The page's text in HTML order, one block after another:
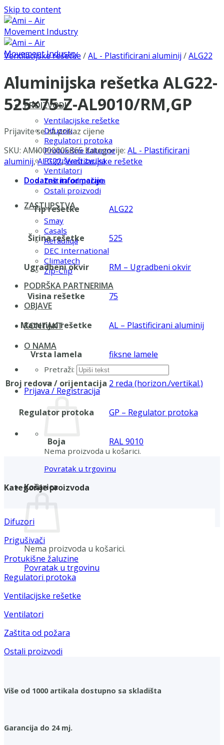
Skip to content
PROIZVODI
Ventilacijske rešetke
Difuzori
Regulatori protoka
Protukišne žaluzine
Prigušivači zvuka
Ventilatori
Zaštita od požara
Ostali proizvodi
ZASTUPSTVA
Smay
Casals
Aerauliqa
DEC International
Climatech
Zip-Clip
PODRŠKA PARTNERIMA
OBJAVE
KONTAKT
O NAMA
Pretraži:
Prijava / Registracija
Nema proizvoda u košarici.
Povratak u trgovinu
Košarica
Nema proizvoda u košarici.
Povratak u trgovinu
Ventilacijske rešetke /AL - Plastificirani aluminij /ALG22
Aluminijska rešetka ALG22-
525×75-Z-AL9010/RM,GP
Prijavite se za prikaz cijene
SKU: AMI0000005865 Kategorije: AL - Plastificirani
aluminij,ALG22,Ventilacijske rešetke
Dodatne informacije
Tip rešetke ALG22
Širina rešetke 525
Ugradbeni okvir RM – Ugradbeni okvir
Visina rešetke 75
Materijal rešetke AL – Plastificirani aluminij
Vrsta lamela fiksne lamele
Broj redova / orijentacija 2 reda (horizon./vertikal.)
Regulator protoka GP – Regulator protoka
Boja RAL 9010
Kategorije proizvoda
Difuzori
Prigušivači
Protukišne žaluzine
Regulatori protoka
Ventilacijske rešetke
Ventilatori
Zaštita od požara
Ostali proizvodi
Više od 1000 artikala dostupno sa skladišta
Garancija do 24 mj.